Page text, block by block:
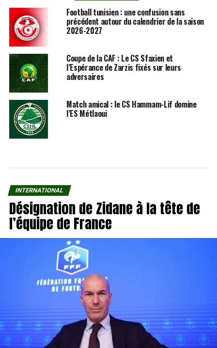
Football tunisien : une confusion sans
précédent autour du calendrier de la saison
2026-2027
Coupe de la CAF : Le CS Sfaxien et
l’Espérance de Zarzis fixés sur leurs
adversaires
Match amical : le CS Hammam-Lif domine
l’ES Métlaoui
INTERNATIONAL
Désignation de Zidane à la tête de
l’équipe de France